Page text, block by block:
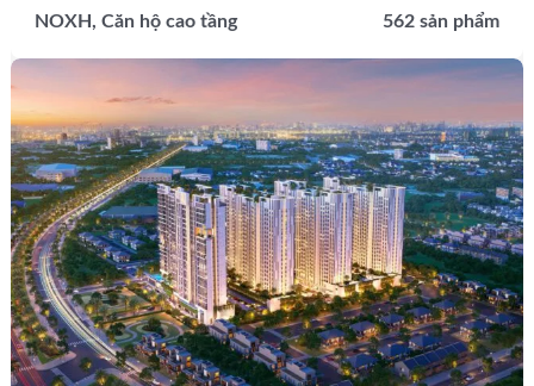
NOXH, Căn hộ cao tầng
562 sản phẩm